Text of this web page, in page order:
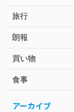
旅行
朗報
買い物
食事
アーカイブ